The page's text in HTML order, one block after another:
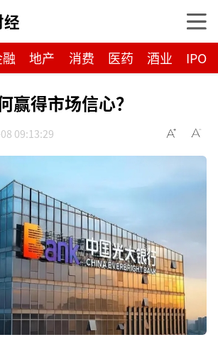
经
地产 消费 医药 酒业 IPO
赢得市场信心？
09:13:29